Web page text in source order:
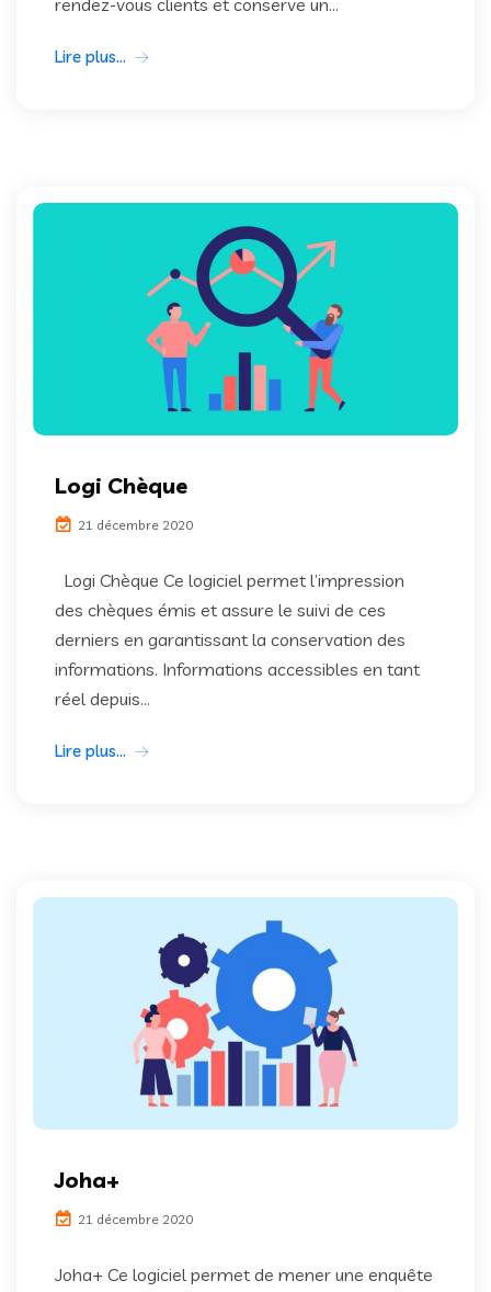
rendez-vous clients et conserve un...
Lire plus...
Logi Chèque
21 décembre 2020
Logi Chèque Ce logiciel permet l’impression
des chèques émis et assure le suivi de ces
derniers en garantissant la conservation des
informations. Informations accessibles en tant
réel depuis...
Lire plus...
Joha+
21 décembre 2020
Joha+ Ce logiciel permet de mener une enquête